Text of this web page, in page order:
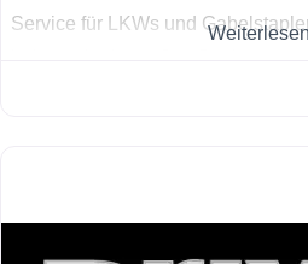
Service für LKWs und
schnell den passenden Reifen